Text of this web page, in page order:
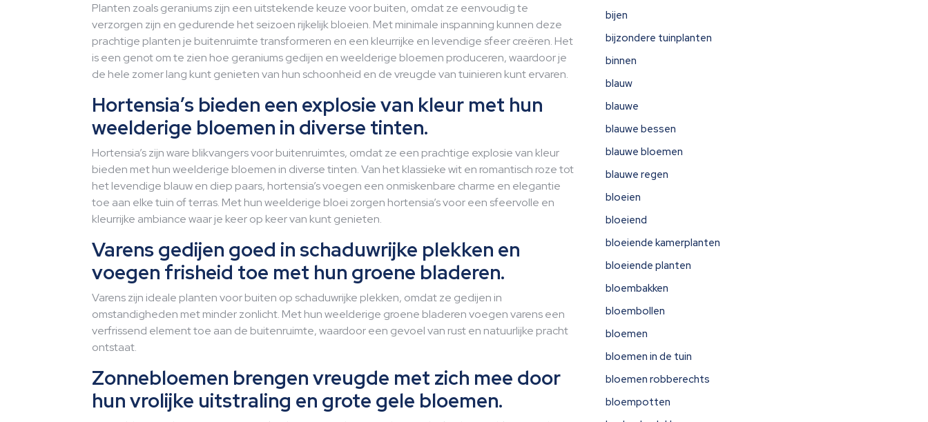
Planten zoals geraniums zijn een uitstekende keuze voor buiten, omdat ze eenvoudig te
verzorgen zijn en gedurende het seizoen rijkelijk bloeien. Met minimale inspanning kunnen deze
prachtige planten je buitenruimte transformeren en een kleurrijke en levendige sfeer creëren. Het
is een genot om te zien hoe geraniums gedijen en weelderige bloemen produceren, waardoor je
de hele zomer lang kunt genieten van hun schoonheid en de vreugde van tuinieren kunt ervaren.
Hortensia’s bieden een explosie van kleur met hun
weelderige bloemen in diverse tinten.
Hortensia’s zijn ware blikvangers voor buitenruimtes, omdat ze een prachtige explosie van kleur
bieden met hun weelderige bloemen in diverse tinten. Van het klassieke wit en romantisch roze tot
het levendige blauw en diep paars, hortensia’s voegen een onmiskenbare charme en elegantie
toe aan elke tuin of terras. Met hun weelderige bloei zorgen hortensia’s voor een sfeervolle en
kleurrijke ambiance waar je keer op keer van kunt genieten.
Varens gedijen goed in schaduwrijke plekken en
voegen frisheid toe met hun groene bladeren.
Varens zijn ideale planten voor buiten op schaduwrijke plekken, omdat ze gedijen in
omstandigheden met minder zonlicht. Met hun weelderige groene bladeren voegen varens een
verfrissend element toe aan de buitenruimte, waardoor een gevoel van rust en natuurlijke pracht
ontstaat.
Zonnebloemen brengen vreugde met zich mee door
hun vrolijke uitstraling en grote gele bloemen.
bijen
bijzondere tuinplanten
binnen
blauw
blauwe
blauwe bessen
blauwe bloemen
blauwe regen
bloeien
bloeiend
bloeiende kamerplanten
bloeiende planten
bloembakken
bloembollen
bloemen
bloemen in de tuin
bloemen robberechts
bloempotten